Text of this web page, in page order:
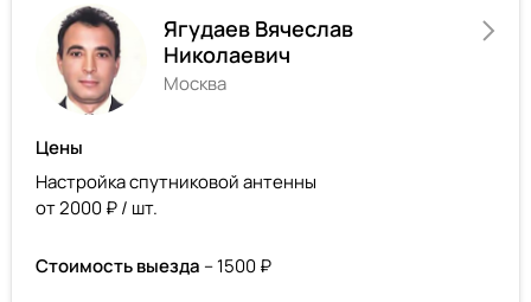
Ягудаев Вячеслав
Николаевич
Москва
Цены
Настройка спутниковой антенны
от 2000 ₽ / шт.
Стоимость выезда – 1500 ₽